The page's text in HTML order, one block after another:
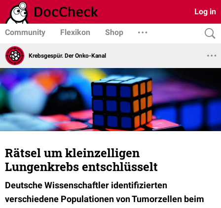
Log in
Community Flexikon Shop
Krebsgespür. Der Onko-Kanal
Rätsel um kleinzelligen
Lungenkrebs entschlüsselt
Deutsche Wissenschaftler identifizierten
verschiedene Populationen von Tumorzellen beim